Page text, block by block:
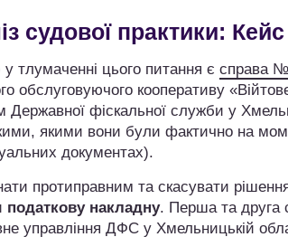
судової практики:
тлумаченні цього питання є справа
обслуговуючого кооперативу
Державної фіскальної служби у
якими вони були фактично на
документах).
протиправним та скасувати рішення
податкову накладну. Перша та друга
управління ДФС у Хмельницькій